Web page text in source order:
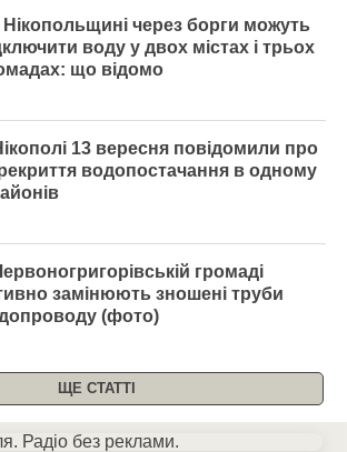
Нікопольщині через борги можуть
воду у двох містах і трьох
що відомо
13 вересня повідомили про
водопостачання в одному
громаді
замінюють зношені труби
(фото)
ЩЕ СТАТТІ